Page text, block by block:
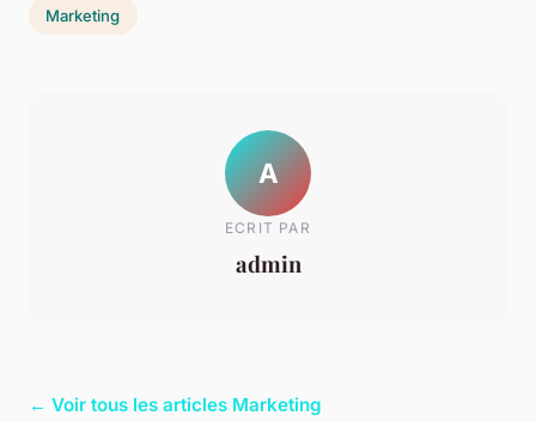
Marketing
A
ECRIT PAR
admin
← Voir tous les articles Marketing